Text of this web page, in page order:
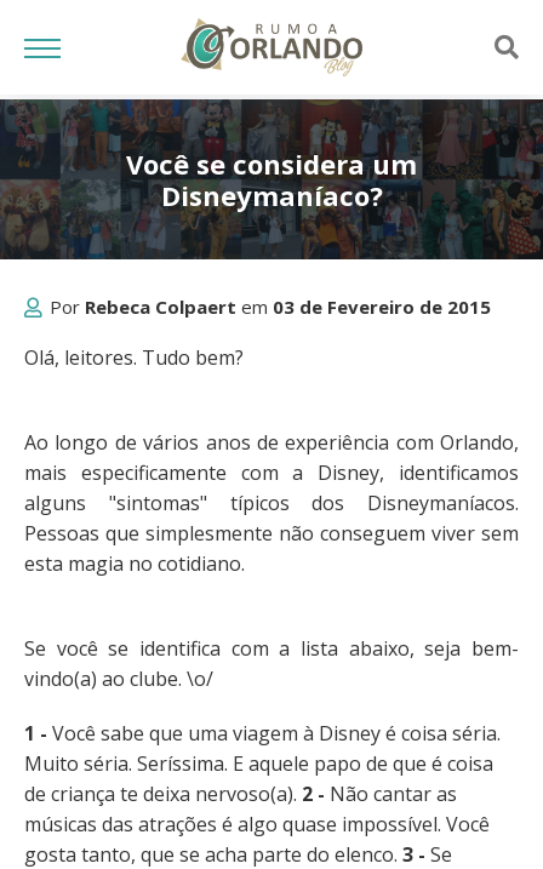
Você se considera um
Disneymaníaco?
Por Rebeca Colpaert em 03 de Fevereiro de 2015
Olá, leitores. Tudo bem?
Ao longo de vários anos de experiência com Orlando,
mais especificamente com a Disney, identificamos
alguns "sintomas" típicos dos Disneymaníacos.
Pessoas que simplesmente não conseguem viver sem
esta magia no cotidiano.
Se você se identifica com a lista abaixo, seja bem-
vindo(a) ao clube. \o/
1 - Você sabe que uma viagem à Disney é coisa séria.
Muito séria. Seríssima. E aquele papo de que é coisa
de criança te deixa nervoso(a). 2 - Não cantar as
músicas das atrações é algo quase impossível. Você
gosta tanto, que se acha parte do elenco. 3 - Se